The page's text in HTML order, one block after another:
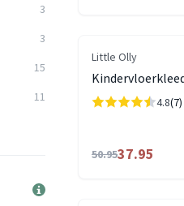
3
3
15
11
Little Olly
4.8(7)
50.9537.95